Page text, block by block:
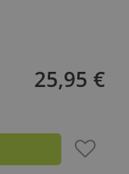
25,95 €